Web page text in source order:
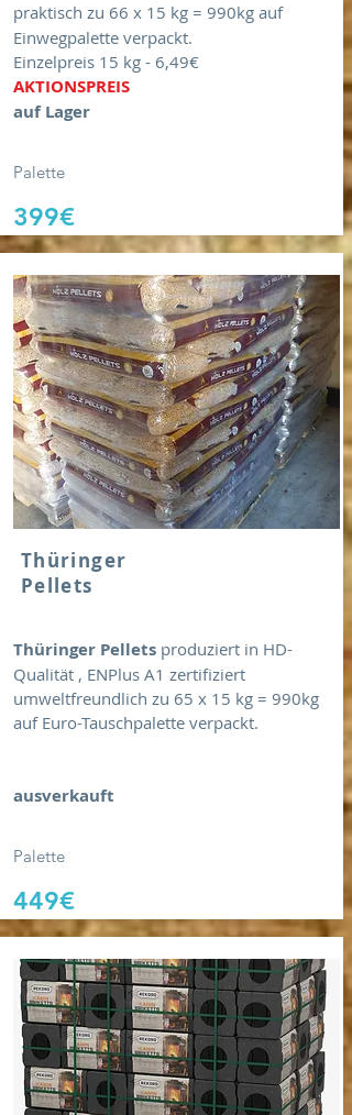
praktisch zu 66 x 15 kg = 990kg auf
Einwegpalette verpackt.
Einzelpreis 15 kg - 6,49€
AKTIONSPREIS
auf Lager
Palette
399€
Thüringer
Pellets
Thüringer Pellets produziert in HD-
Qualität , ENPlus A1 zertifiziert
umweltfreundlich zu 65 x 15 kg = 990kg
auf Euro-Tauschpalette verpackt.
ausverkauft
Palette
449€